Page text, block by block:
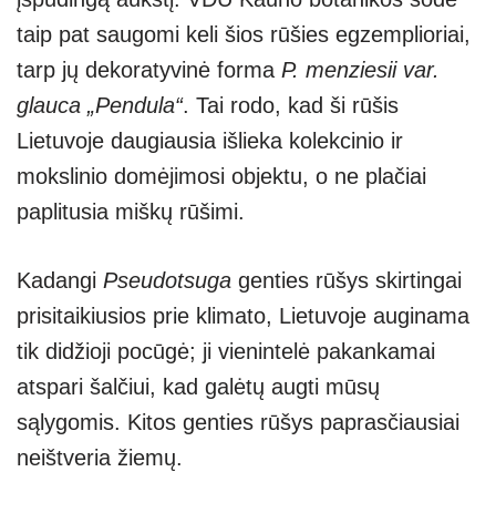
taip pat saugomi keli šios rūšies egzemplioriai,
tarp jų dekoratyvinė forma P. menziesii var.
glauca „Pendula“. Tai rodo, kad ši rūšis
Lietuvoje daugiausia išlieka kolekcinio ir
mokslinio domėjimosi objektu, o ne plačiai
paplitusia miškų rūšimi.
Kadangi Pseudotsuga genties rūšys skirtingai
prisitaikiusios prie klimato, Lietuvoje auginama
tik didžioji pocūgė; ji vienintelė pakankamai
atspari šalčiui, kad galėtų augti mūsų
sąlygomis. Kitos genties rūšys paprasčiausiai
neištveria žiemų.